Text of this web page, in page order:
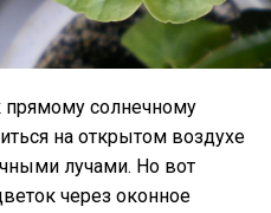
прямому солнечному
на открытом воздухе
лучами. Но вот
через оконное